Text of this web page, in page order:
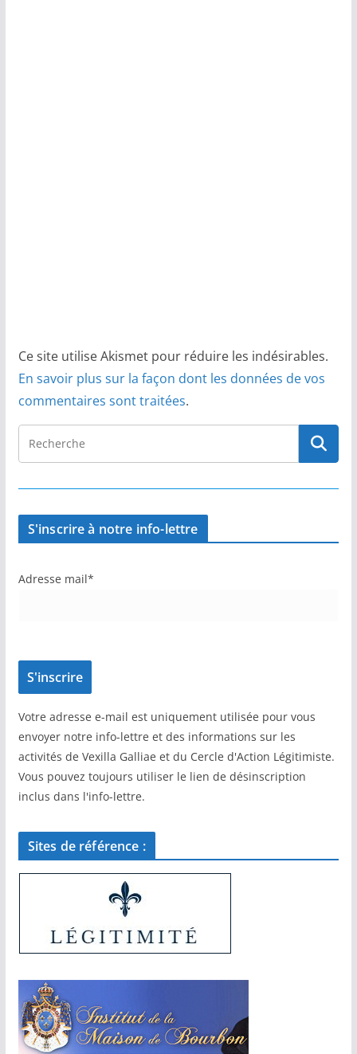
Ce site utilise Akismet pour réduire les indésirables.
En savoir plus sur la façon dont les données de vos
commentaires sont traitées.
S'inscrire à notre info-lettre
Adresse mail*
Votre adresse e-mail est uniquement utilisée pour vous
envoyer notre info-lettre et des informations sur les
activités de Vexilla Galliae et du Cercle d'Action Légitimiste.
Vous pouvez toujours utiliser le lien de désinscription
inclus dans l'info-lettre.
Sites de référence :